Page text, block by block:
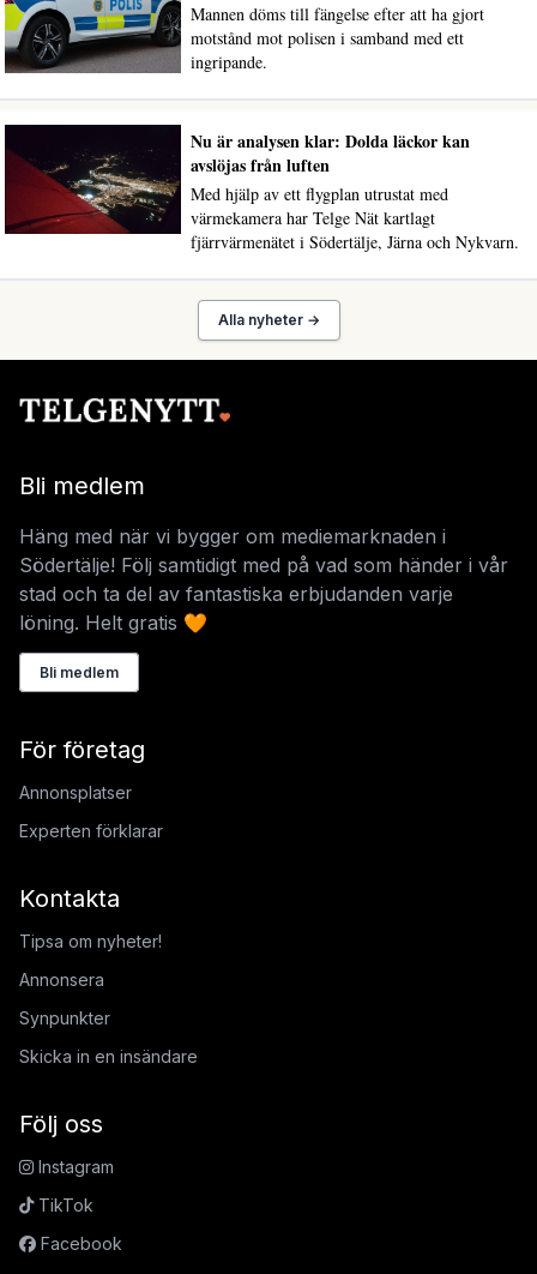
Mannen döms till fängelse efter att ha gjort
motstånd mot polisen i samband med ett
ingripande.
Nu är analysen klar: Dolda läckor kan
avslöjas från luften
Med hjälp av ett flygplan utrustat med
värmekamera har Telge Nät kartlagt
fjärrvärmenätet i Södertälje, Järna och Nykvarn.
Alla nyheter →
Bli medlem
Häng med när vi bygger om mediemarknaden i
Södertälje! Följ samtidigt med på vad som händer i vår
stad och ta del av fantastiska erbjudanden varje
löning. Helt gratis 🧡
Bli medlem
För företag
Annonsplatser
Experten förklarar
Kontakta
Tipsa om nyheter!
Annonsera
Synpunkter
Skicka in en insändare
Följ oss
Instagram
TikTok
Facebook